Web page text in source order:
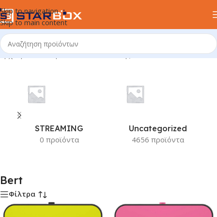
Skip to navigation
Skip to main content
Αρχική σελίδα/Προϊόν Κατασκευαστής/Bert
STREAMING
0 προϊόντα
Uncategorized
4656 προϊόντα
Bert
Φίλτρα